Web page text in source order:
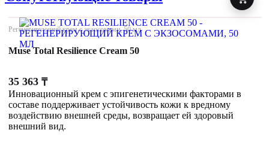
Регенерирующий крем с экзосомами, 50 мл
Muse Total Resilience Cream 50
35 363 ₸
Инновационный крем с эпигенетическими факторами в
составе поддерживает устойчивость кожи к вредному
воздействию внешней среды, возвращает ей здоровый
внешний вид.